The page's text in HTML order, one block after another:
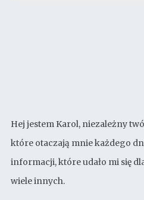
Hej jestem Karol, niezależny
które otaczają mnie każdego
informacji, które udało mi się
wiele innych.